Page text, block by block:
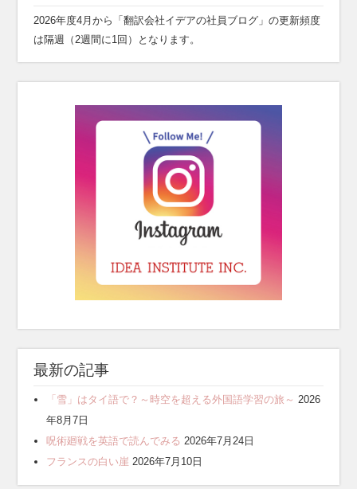
2026年度4月から「翻訳会社イデアの社員ブログ」の更新頻度
は隔週（2週間に1回）となります。
最新の記事
「雪」はタイ語で？～時空を超える外国語学習の旅～ 2026
年8月7日
呪術廻戦を英語で読んでみる 2026年7月24日
フランスの白い崖 2026年7月10日